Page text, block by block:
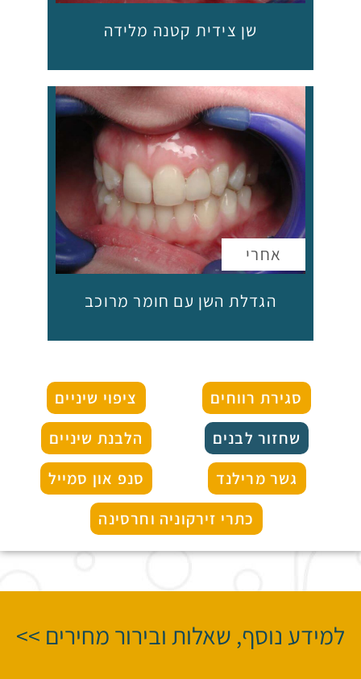
שן צידית קטנה מלידה
הגדלת השן עם חומר מרוכב
סגירת רווחים
ציפוי שיניים
שחזור לבנים
הלבנת שיניים
גשר מרילנד
סנפ און סמייל
כתרי זירקוניה וחרסינה
למידע נוסף, שאלות ובירור מחירים >>